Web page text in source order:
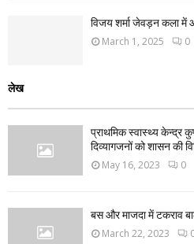
विजय शर्मा जेवड़न कला में
March 1, 2025 0
लेख
प्राथमिक स्वास्थ्य केन्द्र
दिव्यागजनों को शासन की
May 16, 2023 0
बस और माजदा में टकराव
March 22, 2023